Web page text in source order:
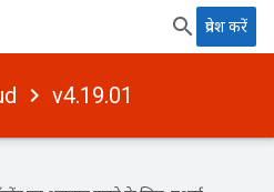
प्रवेश करें
v4.19.01